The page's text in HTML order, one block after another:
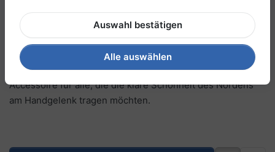
und Weite der Nordseeinsel Borkum.
Der praktische Magnetverschluss lässt sich dank unseres
einzigartigen Wechselsystems jederzeit austauschen – für
maximale Flexibilität in deinem Look. Ein perfektes
Accessoire für alle, die die klare Schönheit des Nordens
am Handgelenk tragen möchten.
Auswahl bestätigen
Alle auswählen